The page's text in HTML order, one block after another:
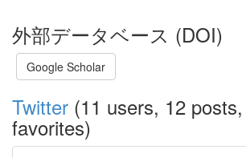
外部データベース (DOI)
Google Scholar
Twitter (11 users, 12
favorites)